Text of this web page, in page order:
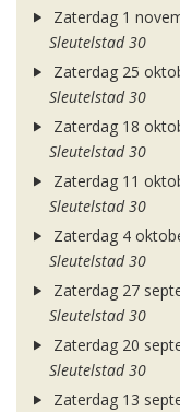
Zaterdag 1
Sleutelstad 30
Zaterdag 25
Sleutelstad 30
Zaterdag 18
Sleutelstad 30
Zaterdag 11
Sleutelstad 30
Zaterdag 4
Sleutelstad 30
Zaterdag 27
Sleutelstad 30
Zaterdag 20
Sleutelstad 30
Zaterdag 13